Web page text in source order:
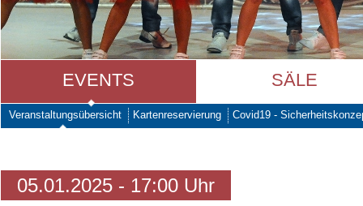
EVENTS SÄLE
Veranstaltungsübersicht Kartenreservierung Covid19 -
05.01.2025 - 17:00 Uhr